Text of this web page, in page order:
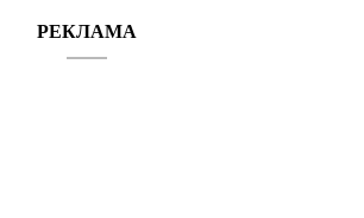
РЕКЛАМА